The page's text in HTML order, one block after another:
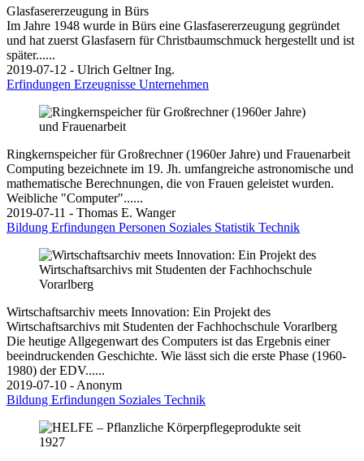
Glasfasererzeugung in Bürs
Im Jahre 1948 wurde in Bürs eine Glasfasererzeugung gegründet
und hat zuerst Glasfasern für Christbaumschmuck hergestellt und ist
später......
2019-07-12 - Ulrich Geltner Ing.
Erfindungen Erzeugnisse Unternehmen
Ringkernspeicher für Großrechner (1960er Jahre) und Frauenarbeit
Computing bezeichnete im 19. Jh. umfangreiche astronomische und
mathematische Berechnungen, die von Frauen geleistet wurden.
Weibliche "Computer"......
2019-07-11 - Thomas E. Wanger
Bildung Erfindungen Personen Soziales Statistik Technik
Wirtschaftsarchiv meets Innovation: Ein Projekt des
Wirtschaftsarchivs mit Studenten der Fachhochschule Vorarlberg
Die heutige Allgegenwart des Computers ist das Ergebnis einer
beeindruckenden Geschichte. Wie lässt sich die erste Phase (1960-
1980) der EDV......
2019-07-10 - Anonym
Bildung Erfindungen Soziales Technik